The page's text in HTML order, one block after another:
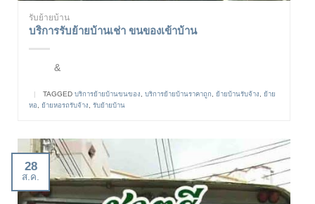
รับย้ายบ้าน
บริการรับย้ายบ้านเช่า ขนของเข้าบ้าน
&
| TAGGED บริการย้ายบ้านขนของ บริการย้ายบ้านราคาถูก ย้ายบ้านรับจ้าง
ย้าย
หอ
ย้ายหอรถรับจ้าง รับย้ายบ้าน
28
ส.ค.